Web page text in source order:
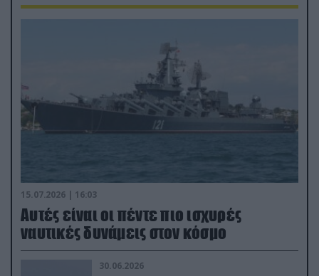
15.07.2026 | 16:03
Aυτές είναι οι πέντε πιο ισχυρές
ναυτικές δυνάμεις στον κόσμο
30.06.2026